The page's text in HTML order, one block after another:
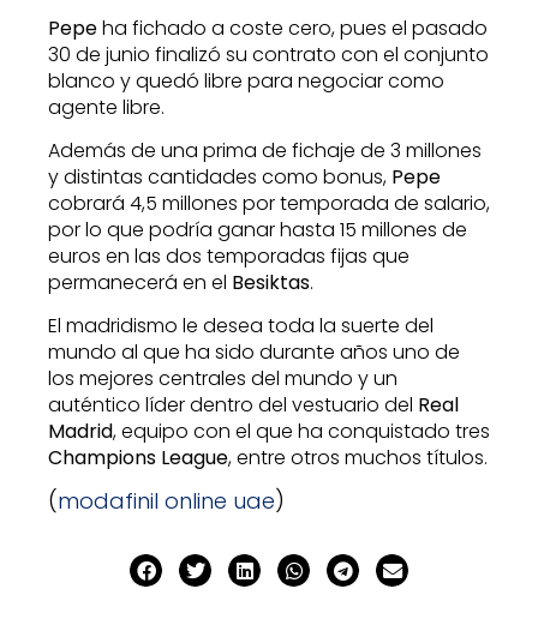
Pepeha fichado a coste cero, pues el pasado
30 de junio finalizó su contrato con el conjunto
blanco y quedó libre para negociar como
agente libre.
Además de una prima de fichaje de 3 millones
y distintas cantidades como bonus, Pepe
cobrará 4,5 millones por temporada de salario,
por lo que podría ganar hasta 15 millones de
euros en las dos temporadas fijas que
permanecerá en el Besiktas.
El madridismo le desea toda la suerte del
mundo al que ha sido durante años uno de
los mejores centrales del mundo y un
auténtico líder dentro del vestuario del Real
Madrid, equipo con el que ha conquistado tres
Champions League, entre otros muchos títulos.
(modafinil online uae)